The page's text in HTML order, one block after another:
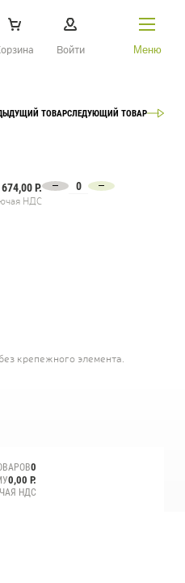
Войти Меню
и оплата
ответы
ТОВАРСЛЕДУЮЩИЙ ТОВАР
674,00 Р.
НДС
крепежного элемента.
0
0,00 Р.
НДС